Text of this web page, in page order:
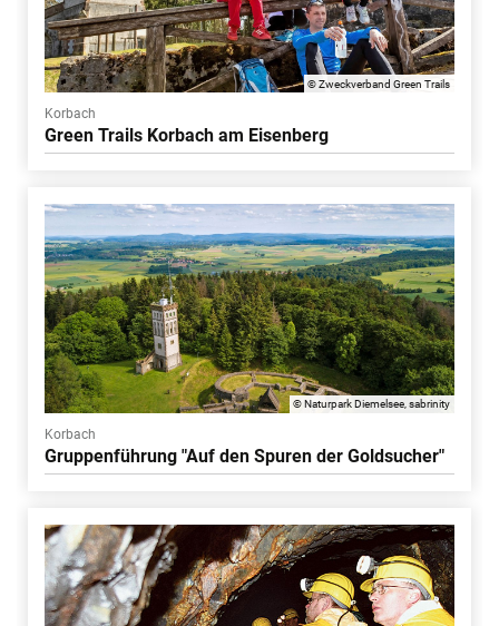
© Zweckverband Green Trails
Korbach
Green Trails Korbach am Eisenberg
© Naturpark Diemelsee, sabrinity
Korbach
Gruppenführung "Auf den Spuren der Goldsucher"